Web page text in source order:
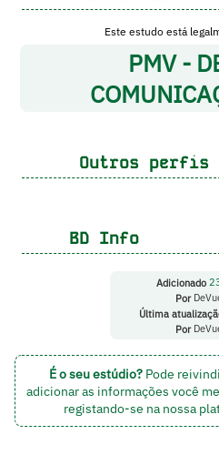
Este estudo está
PMV -
Outros perfis
BD Info
Adicionado
Por
Última
Por
É o seu estúdio?Pode
adicionar as informações você
registando-se na nossa